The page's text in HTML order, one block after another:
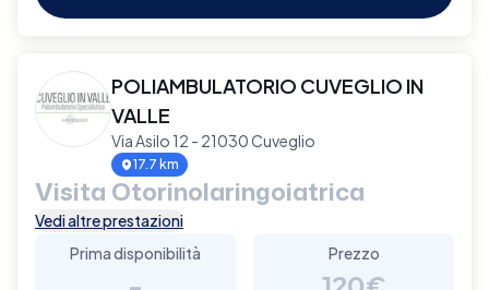
POLIAMBULATORIO CUVEGLIO IN
VALLE
Via Asilo 12 - 21030 Cuveglio
17.7 km
Visita Otorinolaringoiatrica
Vedi altre prestazioni
Prima disponibilità
Prezzo